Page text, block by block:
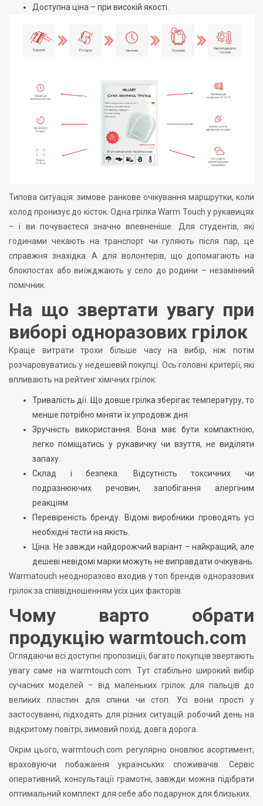
Доступна ціна – при високій якості.
Типова ситуація: зимове ранкове очікування маршрутки, коли
холод пронизує до кісток. Одна грілка Warm Touch у рукавицях
– і ви почуваєтеся значно впевненіше. Для студентів, які
годинами чекають на транспорт чи гуляють після пар, це
справжня знахідка. А для волонтерів, що допомагають на
блокпостах або виїжджають у село до родини – незамінний
помічник.
На що звертати увагу при
виборі одноразових грілок
Краще витрати трохи більше часу на вибір, ніж потім
розчаровуватись у недешевій покупці. Ось головні критерії, які
впливають на рейтинг хімічних грілок:
Тривалість дії. Що довше грілка зберігає температуру, то
менше потрібно міняти їх упродовж дня.
Зручність використання. Вона має бути компактною,
легко поміщатись у рукавичку чи взуття, не виділяти
запаху.
Склад і безпека. Відсутність токсичних чи
подразнюючих речовин, запобігання алергіним
реакціям.
Перевіреність бренду. Відомі виробники проводять усі
необхідні тести на якість.
Ціна. Не завжди найдорожчий варіант – найкращий, але
дешеві невідомі марки можуть не виправдати очікувань.
Warmatouch неодноразово входив у топ брендів одноразових
грілок за співвідношенням усіх цих факторів.
Чому варто обрати
продукцію warmtouch.com
Оглядаючи всі доступні пропозиції, багато покупців звертають
увагу саме на warmtouch.com. Тут стабільно широкий вибір
сучасних моделей – від маленьких грілок для пальців до
великих пластин для спини чи стоп. Усі вони прості у
застосуванні, підходять для різних ситуацій: робочий день на
відкритому повітрі, зимовий похід, довга дорога.
Окрім цього, warmtouch.com регулярно оновлює асортимент,
враховуючи побажання українських споживачів. Сервіс
оперативний, консультації грамотні, завжди можна підібрати
оптимальний комплект для себе або подарунок для близьких.